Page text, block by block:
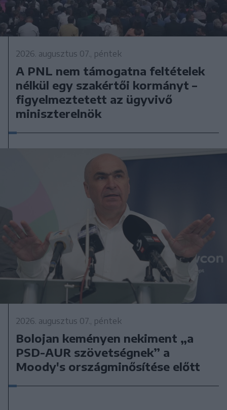
2026. augusztus 07., péntek
A PNL nem támogatna feltételek
nélkül egy szakértői kormányt –
figyelmeztetett az ügyvivő
miniszterelnök
2026. augusztus 07., péntek
Bolojan keményen nekiment „a
PSD-AUR szövetségnek” a
Moody's országminősítése előtt